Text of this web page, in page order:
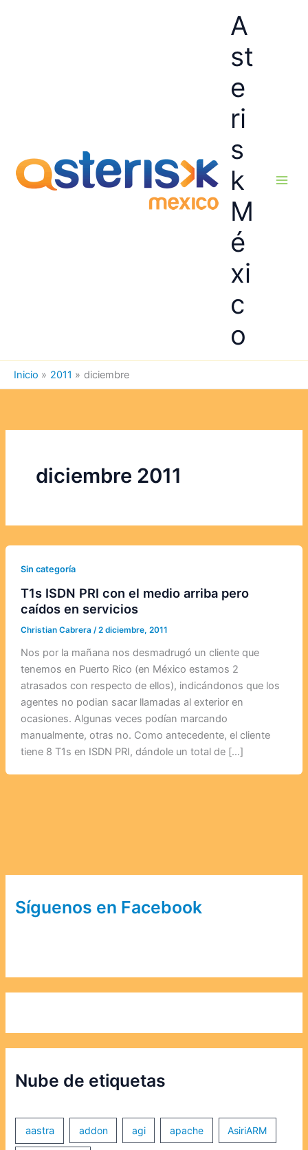
A
st
e
ri
s
k
M
é
xi
c
o
Inicio 2011 diciembre
diciembre 2011
Sin categoría
T1s ISDN PRI con el medio arriba pero
caídos en servicios
Christian Cabrera /2 diciembre, 2011
Nos por la mañana nos desmadrugó un cliente que
tenemos en Puerto Rico (en México estamos 2
atrasados con respecto de ellos), indicándonos que los
agentes no podian sacar llamadas al exterior en
ocasiones. Algunas veces podían marcando
manualmente, otras no. Como antecedente, el cliente
tiene 8 T1s en ISDN PRI, dándole un total de […]
Síguenos en Facebook
Nube de etiquetas
aastra addon agi apache AsiriARM